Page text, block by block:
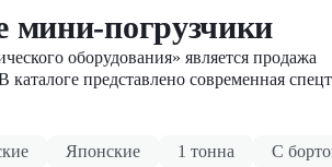
мини-погрузчики
оборудования» является продажа
представлено современная
Японские 1 тонна С